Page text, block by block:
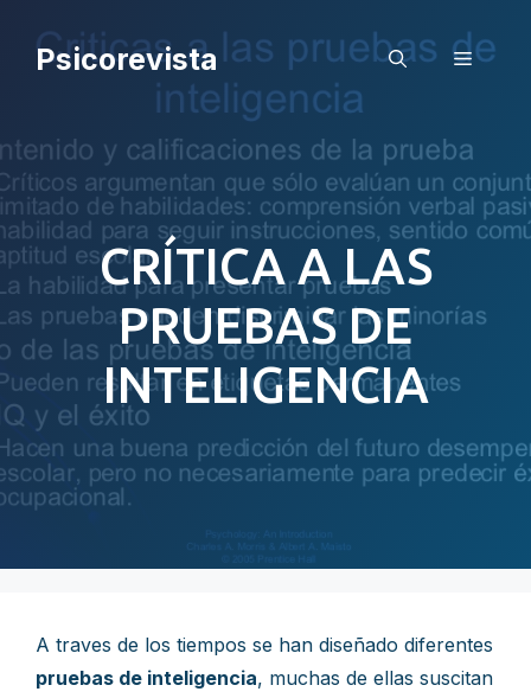
Psicorevista Menú
CRÍTICA A LAS
PRUEBAS DE
INTELIGENCIA
A traves de los tiempos se han diseñado diferentes
pruebas de inteligencia, muchas de ellas suscitan